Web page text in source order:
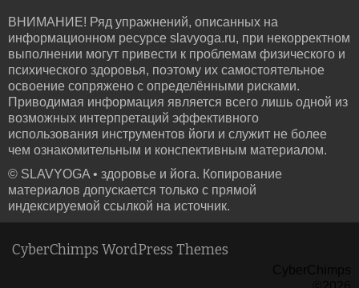
ВНИМАНИЕ! Ряд упражнений, описанных на
информационном ресурсе slavyoga.ru, при некорректном
выполнении могут привести к проблемам физического и
психического здоровья, поэтому их самостоятельное
освоение сопряжено с определёнными рисками.
Приводимая информация является всего лишь одной из
возможных интерпретаций эффективного
использования инструментов йоги и служит не более
чем ознакомительным и конспективным материалом.
© SLAVYOGA • здоровье и йога. Копирование
материалов допускается только с прямой
индексируемой ссылкой на источник.
CyberChimps WordPress Themes